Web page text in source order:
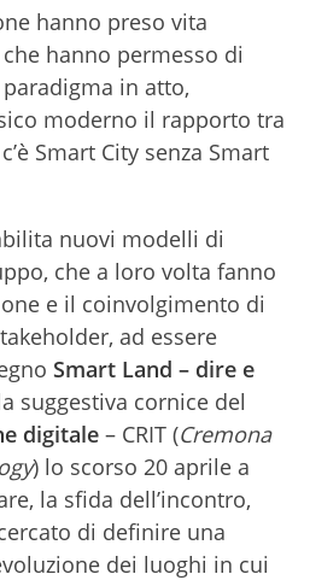
hanno preso vita
hanno permesso di
in atto,
moderno il rapporto tra
Smart City senza Smart
nuovi modelli di
che a loro volta fanno
e il coinvolgimento di
ad essere
Smart Land – dire e
suggestiva cornice del
digitale – CRIT (Cremona
) lo scorso 20 aprile a
la sfida dell’incontro,
di definire una
dei luoghi in cui